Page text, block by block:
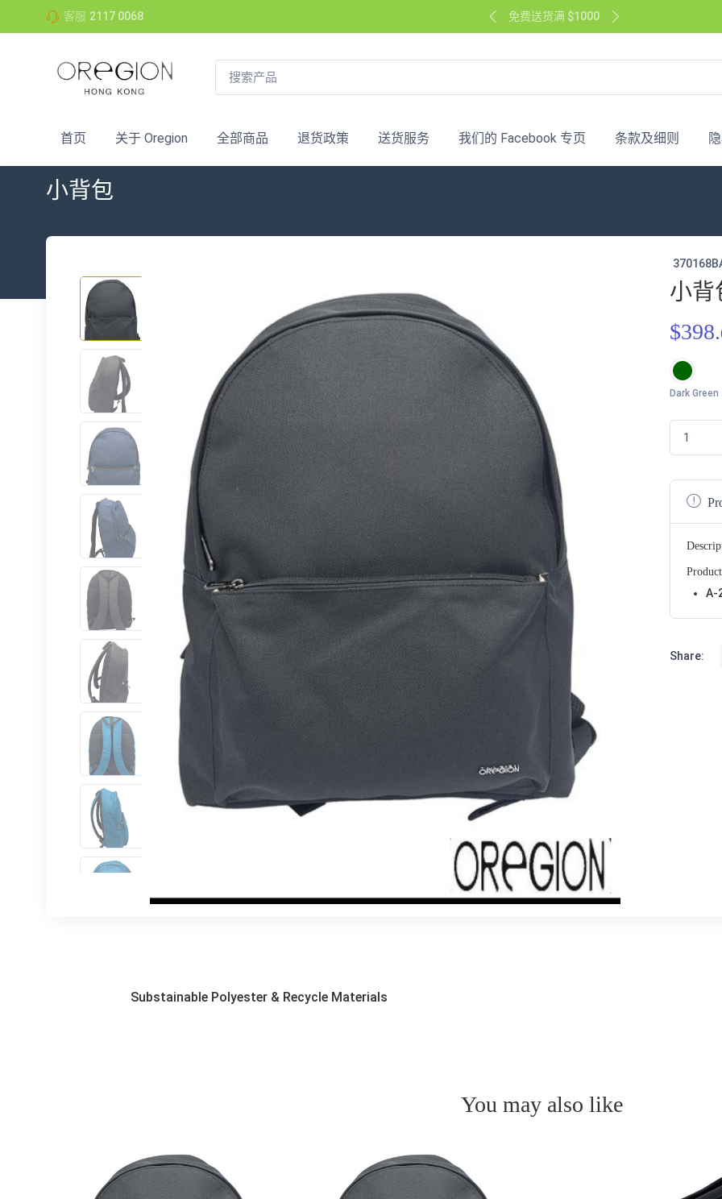
客服 2117 0068 免费送货满 $1000
首页 关于 Oregion 全部商品 退货政策 送货服务 我们的 Facebook 专页 条款及细则
小背包
小背
$398.
Dark Green
A-
Share:
Substainable Polyester & Recycle Materials
You may also like